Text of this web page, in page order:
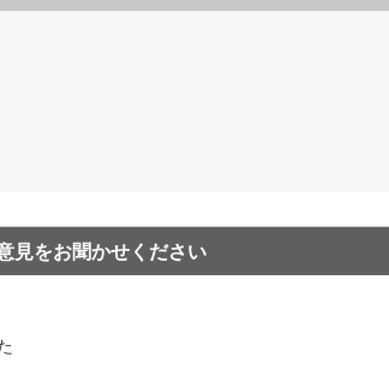
見をお聞かせください